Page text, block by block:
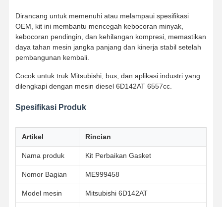
Dirancang untuk memenuhi atau melampaui spesifikasi
OEM, kit ini membantu mencegah kebocoran minyak,
kebocoran pendingin, dan kehilangan kompresi, memastikan
daya tahan mesin jangka panjang dan kinerja stabil setelah
pembangunan kembali.
Cocok untuk truk Mitsubishi, bus, dan aplikasi industri yang
dilengkapi dengan mesin diesel 6D142AT 6557cc.
Spesifikasi Produk
Artikel Rincian
Nama produk Kit Perbaikan Gasket
Nomor Bagian ME999458
Model mesin Mitsubishi 6D142AT